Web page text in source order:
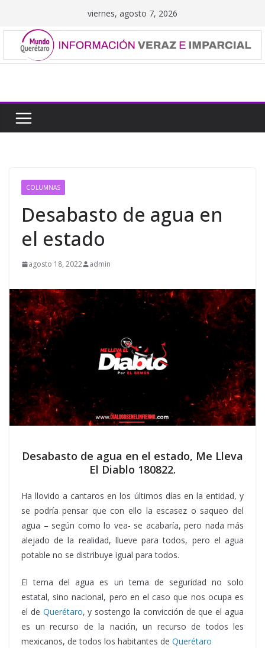
contenido
viernes, agosto 7, 2026
COLUMNAS
Desabasto de agua en
el estado
agosto 18, 2022 admin
Desabasto de agua en el estado, Me Lleva
El Diablo 180822.
Ha llovido a cantaros en los últimos días en la entidad, y
se podría pensar que con ello la escasez o saqueo del
agua – según como lo vea- se acabaría, pero nada más
alejado de la realidad, llueve para todos, pero el agua
potable no se distribuye igual para todos.
El tema del agua es un tema de seguridad no solo
estatal, sino nacional, pero en el caso que nos ocupa es
el de Querétaro, y sostengo la convicción de que el agua
es un recurso de la nación, un recurso de todos les
mexicanos, de todos los habitantes de Querétaro